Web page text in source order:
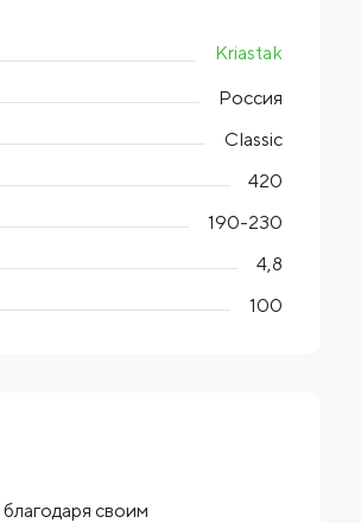
Kriastak
Россия
Classic
420
190-230
4,8
100
своим